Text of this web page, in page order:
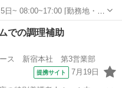
南大塚保育園内（厨房）
塚(東京都)駅徒歩5分／...
での調理補助
ース 新宿本社 第3営業部
提携サイト 7月19日